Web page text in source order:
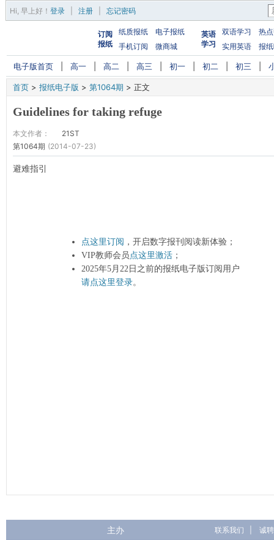
Hi, 早上好 ！ 登录 注册 忘记密码
订阅
报纸
纸质报纸
电子报纸
手机订阅
微商城
英语
学习
双语学习
热
实用英语
报
电子版首页 高一 高二 高三 初一 初二 初三
首页 > 报纸电子版 > 第1064期 > 正文
Guidelines for taking refuge
本文作者：
21ST
第1064期 (2014-07-23)
避难指引
点这里订阅 ，开启数字报刊阅读新体验；
VIP教师会员点这里激活 ；
2025年5月22日之前的报纸电子版订阅用户
请点这里登录。
主办 联系我们 诚